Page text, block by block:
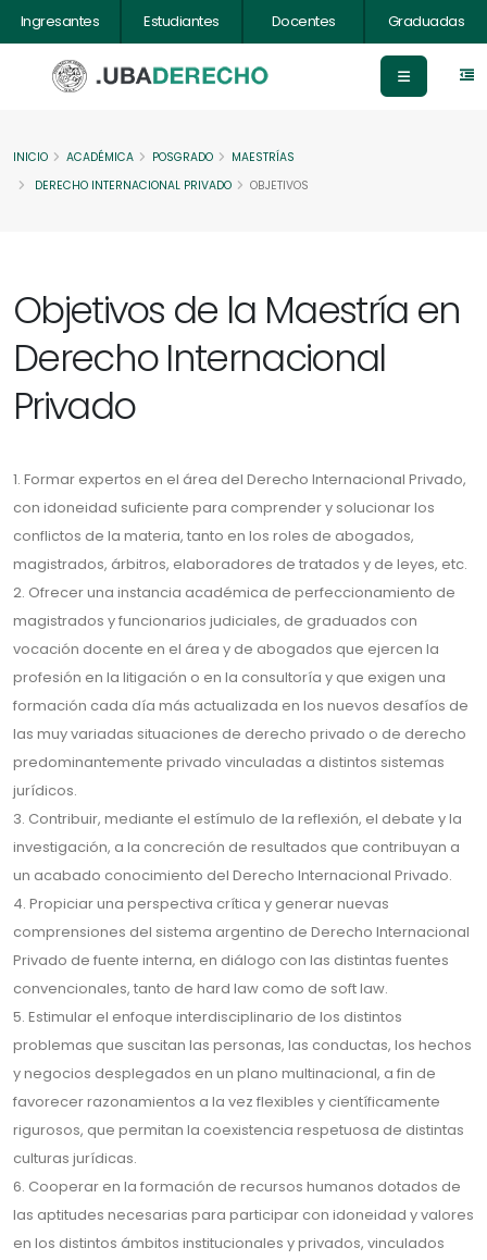
Ingresantes Estudiantes Docentes Graduadas
INICIO ACADÉMICA POSGRADO
MAESTRÍAS
DERECHO INTERNACIONAL PRIVADO
OBJETIVOS
Objetivos de la Maestría en
Derecho Internacional
Privado
1. Formar expertos en el área del Derecho Internacional Privado,
con idoneidad suficiente para comprender y solucionar los
conflictos de la materia, tanto en los roles de abogados,
magistrados, árbitros, elaboradores de tratados y de leyes, etc.
2. Ofrecer una instancia académica de perfeccionamiento de
magistrados y funcionarios judiciales, de graduados con
vocación docente en el área y de abogados que ejercen la
profesión en la litigación o en la consultoría y que exigen una
formación cada día más actualizada en los nuevos desafíos de
las muy variadas situaciones de derecho privado o de derecho
predominantemente privado vinculadas a distintos sistemas
jurídicos.
3. Contribuir, mediante el estímulo de la reflexión, el debate y la
investigación, a la concreción de resultados que contribuyan a
un acabado conocimiento del Derecho Internacional Privado.
4. Propiciar una perspectiva crítica y generar nuevas
comprensiones del sistema argentino de Derecho Internacional
Privado de fuente interna, en diálogo con las distintas fuentes
convencionales, tanto de hard law como de soft law.
5. Estimular el enfoque interdisciplinario de los distintos
problemas que suscitan las personas, las conductas, los hechos
y negocios desplegados en un plano multinacional, a fin de
favorecer razonamientos a la vez flexibles y científicamente
rigurosos, que permitan la coexistencia respetuosa de distintas
culturas jurídicas.
6. Cooperar en la formación de recursos humanos dotados de
las aptitudes necesarias para participar con idoneidad y valores
en los distintos ámbitos institucionales y privados, vinculados